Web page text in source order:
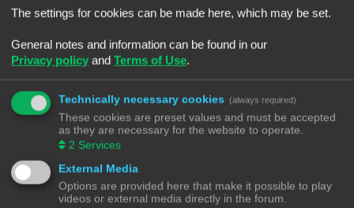
Moderator
Alle forums
ALGEMENE MODERATORS
Geen leden gevonden met deze zoekcriteria.
Ga naar
Forumoverzicht
© Copyright
! - 3dprintforum.eu
Alle Rechten Voorbehouden
The settings for cookies can be made here, which may be set.
General notes and information can be found in our
Privacy policy and Terms of Use.
Technically necessary cookies (always required)
These cookies are preset values and must be accepted
as they are necessary for the website to operate.
2 Services
External Media
Options are provided here that make it possible to play
videos or external media directly in the forum.